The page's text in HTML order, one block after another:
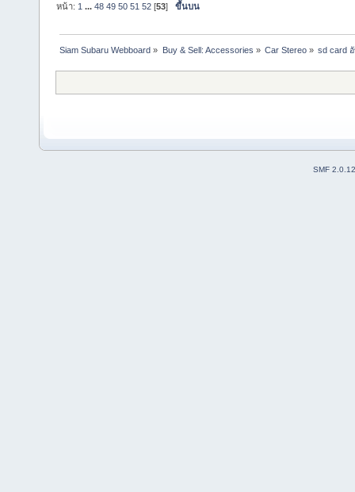
หน้า: 1 ...48 49 50 51 52 [53]ขึ้นบน
Siam Subaru Webboard » Buy & Sell: Accessories » Car Stereo» sd card
SMF 2.0.12